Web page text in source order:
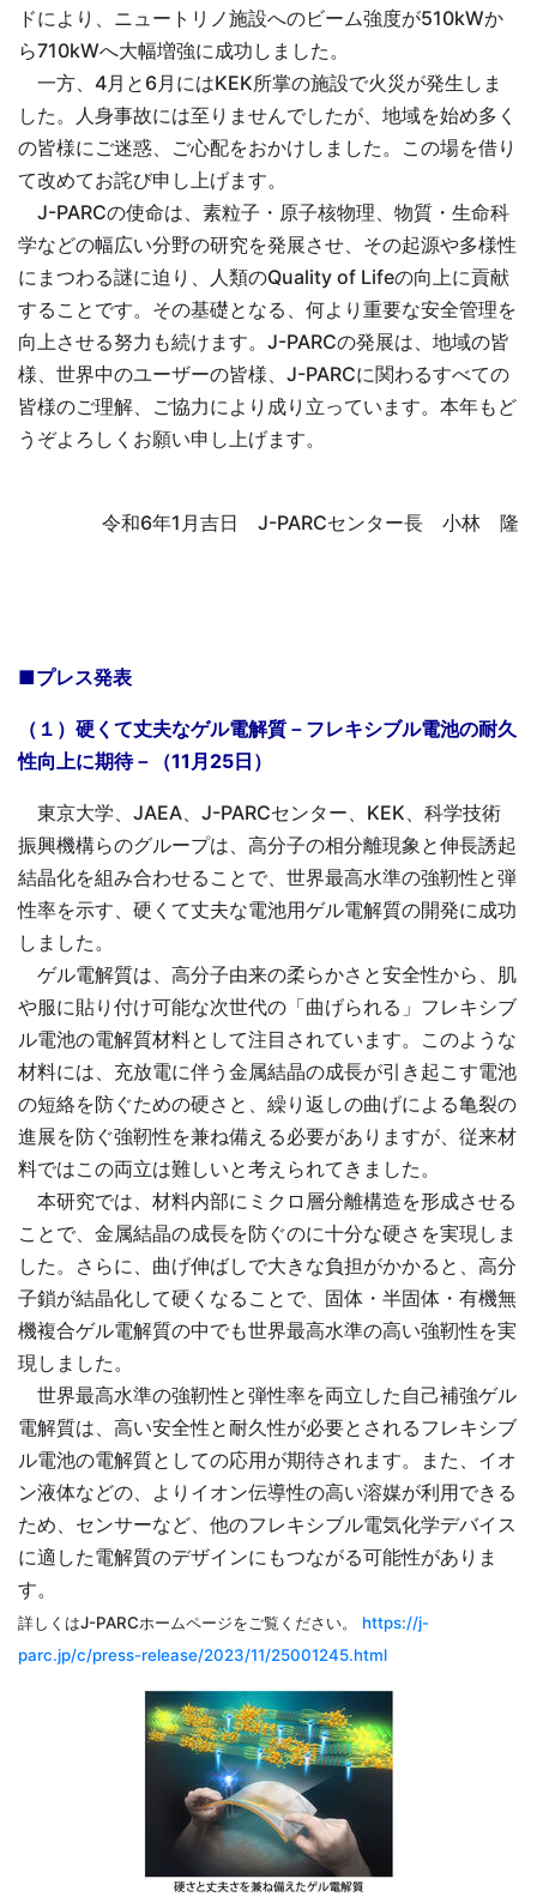
ドにより、ニュートリノ施設へのビーム強度が510kWか
ら710kWへ大幅増強に成功しました。
一方、4月と6月にはKEK所掌の施設で火災が発生しま
した。人身事故には至りませんでしたが、地域を始め多く
の皆様にご迷惑、ご心配をおかけしました。この場を借り
て改めてお詫び申し上げます。
J-PARCの使命は、素粒子・原子核物理、物質・生命科
学などの幅広い分野の研究を発展させ、その起源や多様性
にまつわる謎に迫り、人類のQuality of Lifeの向上に貢献
することです。その基礎となる、何より重要な安全管理を
向上させる努力も続けます。J-PARCの発展は、地域の皆
様、世界中のユーザーの皆様、J-PARCに関わるすべての
皆様のご理解、ご協力により成り立っています。本年もど
うぞよろしくお願い申し上げます。
令和6年1月吉日 J-PARCセンター長 小林 隆
■プレス発表
（１）硬くて丈夫なゲル電解質－フレキシブル電池の耐久
性向上に期待－（11月25日）
東京大学、JAEA、J-PARCセンター、KEK、科学技術
振興機構らのグループは、高分子の相分離現象と伸長誘起
結晶化を組み合わせることで、世界最高水準の強靭性と弾
性率を示す、硬くて丈夫な電池用ゲル電解質の開発に成功
しました。
ゲル電解質は、高分子由来の柔らかさと安全性から、肌
や服に貼り付け可能な次世代の「曲げられる」フレキシブ
ル電池の電解質材料として注目されています。このような
材料には、充放電に伴う金属結晶の成長が引き起こす電池
の短絡を防ぐための硬さと、繰り返しの曲げによる亀裂の
進展を防ぐ強靭性を兼ね備える必要がありますが、従来材
料ではこの両立は難しいと考えられてきました。
本研究では、材料内部にミクロ層分離構造を形成させる
ことで、金属結晶の成長を防ぐのに十分な硬さを実現しま
した。さらに、曲げ伸ばしで大きな負担がかかると、高分
子鎖が結晶化して硬くなることで、固体・半固体・有機無
機複合ゲル電解質の中でも世界最高水準の高い強靭性を実
現しました。
世界最高水準の強靭性と弾性率を両立した自己補強ゲル
電解質は、高い安全性と耐久性が必要とされるフレキシブ
ル電池の電解質としての応用が期待されます。また、イオ
ン液体などの、よりイオン伝導性の高い溶媒が利用できる
ため、センサーなど、他のフレキシブル電気化学デバイス
に適した電解質のデザインにもつながる可能性がありま
す。
詳しくはJ-PARCホームページをご覧ください。 https://j-
parc.jp/c/press-release/2023/11/25001245.html